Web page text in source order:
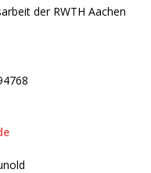
der RWTH Aachen